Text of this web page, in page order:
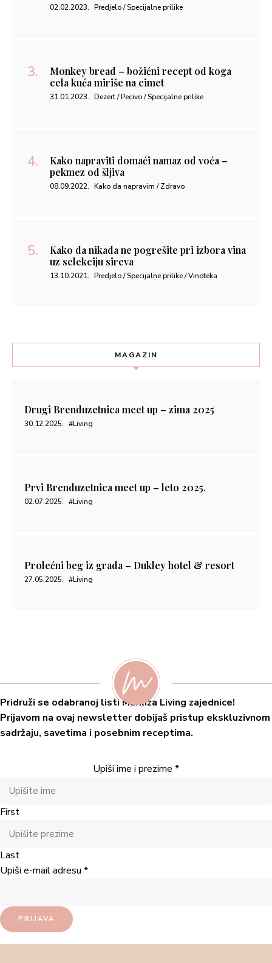
02.02.2023. Predjelo / Specijalne prilike
Monkey bread – božićni recept od koga
cela kuća miriše na cimet
31.01.2023. Dezert / Pecivo / Specijalne prilike
Kako napraviti domaći namaz od voća –
pekmez od šljiva
08.09.2022. Kako da napravim / Zdravo
Kako da nikada ne pogrešite pri izbora vina
uz selekciju sireva
13.10.2021. Predjelo / Specijalne prilike / Vinoteka
MAGAZIN
Drugi Brenduzetnica meet up – zima 2025
30.12.2025. #Living
Prvi Brenduzetnica meet up – leto 2025.
02.07.2025. #Living
Prolećni beg iz grada – Dukley hotel & resort
27.05.2025. #Living
Pridruži se odabranoj listi Markiza Living zajednice!
Prijavom na ovaj newsletter dobijaš pristup ekskluzivnom
sadržaju, savetima i posebnim receptima.
Upiši ime i prezime *
First
Last
Upiši e-mail adresu *
PRIJAVA